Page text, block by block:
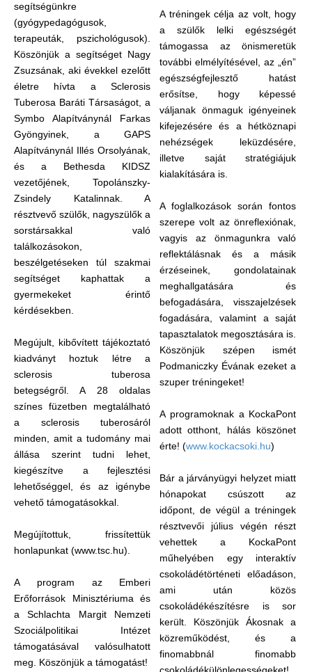
segítségünkre
(gyógypedagógusok,
terapeuták, pszichológusok).
Köszönjük a segítséget Nagy
Zsuzsának, aki évekkel ezelőtt
életre hívta a Sclerosis
Tuberosa Baráti Társaságot, a
Symbo Alapítványnál Farkas
Gyöngyinek, a GAPS
Alapítványnál Illés Orsolyának,
és a Bethesda KIDSZ
vezetőjének, Topolánszky-
Zsindely Katalinnak. A
résztvevő szülők, nagyszülők a
sorstársakkal való
találkozásokon,
beszélgetéseken túl szakmai
segítséget kaphattak a
gyermekeket érintő
kérdésekben.
Megújult, kibővített tájékoztató
kiadványt hoztuk létre a
sclerosis tuberosa
betegségről. A 28 oldalas
színes füzetben megtalálható
a sclerosis tuberosáról
minden, amit a tudomány mai
állása szerint tudni lehet,
kiegészítve a fejlesztési
lehetőséggel, és az igénybe
vehető támogatásokkal.
Megújítottuk, frissítettük
honlapunkat (www.tsc.hu).
A program az Emberi
Erőforrások Minisztériuma és
a Schlachta Margit Nemzeti
Szociálpolitikai Intézet
támogatásával valósulhatott
meg. Köszönjük a támogatást!
A tréningek célja az volt, hogy
a szülők lelki egészségét
támogassa az önismeretük
további elmélyítésével, az „én”
egészségfejlesztő hatást
erősítse, hogy képessé
váljanak önmaguk igényeinek
kifejezésére és a hétköznapi
nehézségek leküzdésére,
illetve saját stratégiájuk
kialakítására is.
A foglalkozások során fontos
szerepe volt az önreflexiónak,
vagyis az önmagunkra való
reflektálásnak és a másik
érzéseinek, gondolatainak
meghallgatására és
befogadására, visszajelzések
fogadására, valamint a saját
tapasztalatok megosztására is.
Köszönjük szépen ismét
Podmaniczky Évának ezeket a
szuper tréningeket!
A programoknak a KockaPont
adott otthont, hálás köszönet
érte! (www.kockacsoki.hu)
Bár a járványügyi helyzet miatt
hónapokat csúszott az
időpont, de végül a tréningek
résztvevői július végén részt
vehettek a KockaPont
műhelyében egy interaktív
csokoládétörténeti előadáson,
ami után közös
csokoládékészítésre is sor
került. Köszönjük Ákosnak a
közreműködést, és a
finomabbnál finomabb